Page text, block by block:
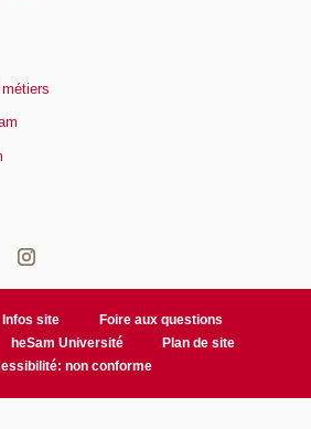
Infos site
Foire aux questions
heSam Université
Plan de site
non conforme